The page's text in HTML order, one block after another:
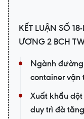
KẾT LUẬN SỐ
ƯƠNG 2 BCH
Ngành
container vận
Xuất khẩu dệt
duy trì đà